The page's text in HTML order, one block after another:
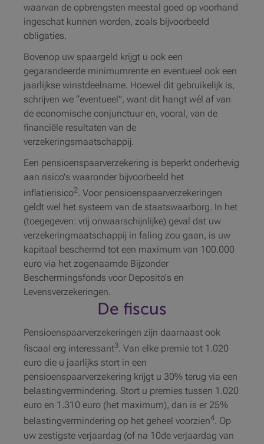
waarvan de opbrengsten meestal goed op voorhand
ingeschat kunnen worden, zoals bijvoorbeeld
obligaties.
Bovenop uw spaargeld krijgt u ook een
gegarandeerde minimumrente en eventueel ook een
jaarlijkse winstdeelname. Hoewel dit gebruikelijk is,
schrijven we “eventueel”, want dit hangt wél af van
de economische conjunctuur en, vooral, van de
financiële resultaten van de
verzekeringsmaatschappij.
Een pensioenspaarverzekering is beperkt onderhevig
aan risico's waaronder bijvoorbeeld het
inflatierisico2. Voor pensioenspaarverzekeringen
geldt wel het systeem van de staatswaarborg. In het
(toegegeven: vrij onwaarschijnlijke) geval dat uw
verzekeringmaatschappij in faling zou gaan, is uw
kapitaal beschermd tot een maximum van 100.000
euro via het zogenaamde Bijzonder
Beschermingsfonds voor Deposito's en
Levensverzekeringen.
De fiscus
Pensioenspaarverzekeringen zijn daarnaast ook
fiscaal erg interessant3. Van elke premie tot 1.020
euro die u jaarlijks stort in een
pensioenspaarverzekering krijgt u 30% terug via een
belastingvermindering. Stort u premies tussen 1.020
euro en 1.310 euro (het maximum), dan is er 25%
belastingvermindering op het geheel voorzien4. Op
uw zestigste verjaardag (of na 10de verjaardag van